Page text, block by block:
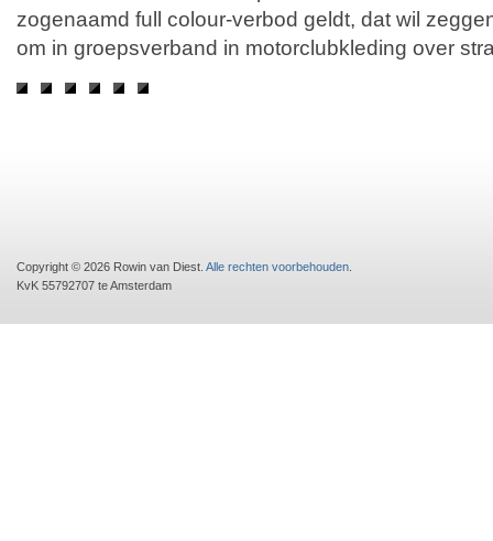
zogenaamd full colour-verbod geldt, dat wil
om in groepsverband in motorclubkleding over
Copyright © 2026 Rowin van Diest. Alle rechten voorbehouden
KvK 55792707 te Amsterdam